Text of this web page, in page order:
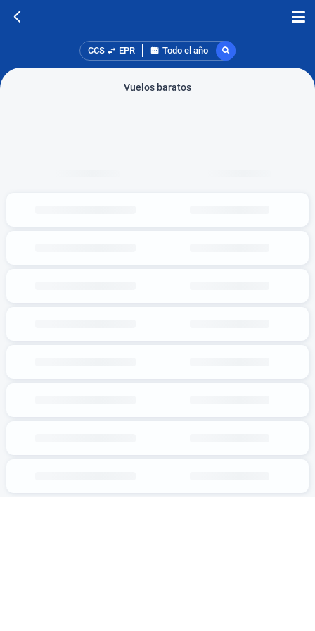
CCS EPR Todo el año
Vuelos baratos